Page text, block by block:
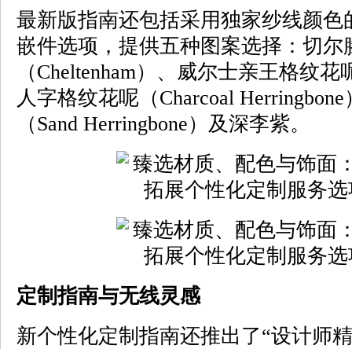
最新版指南还包括采用独家纱线颜色
嵌件选项，提供五种图案选择：切尔
（Cheltenham）、威尔士亲王格纹
人字格纹花呢（Charcoal
（Sand Herringbone）及深李紫。
定制指南与无线灵感
新个性化定制指南还推出了“设计师